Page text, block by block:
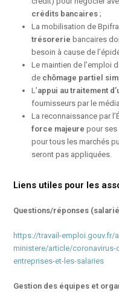
crédits bancaires ;
La mobilisation de
trésorerie bancaires
besoin à cause de
Le maintien de l’emploi
de chômage partiel
L’appui au traitement
fournisseurs par le
La reconnaissance par
force majeurepour ses
pour tous les marchés
seront pas appliquées.
Liens utiles pour les
Questions/réponses
https://travail-emploi.gouv.fr/
ministere/article/
entreprises-et-les-salaries
Gestion des équipes et